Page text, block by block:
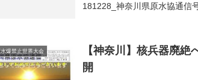
181228_神奈川県原水協通信
爆禁止世界大会
【神奈川】核兵器廃
開